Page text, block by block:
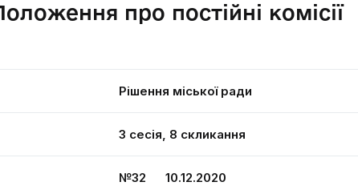
про постійні комісії
Рішення міської ради
3 сесія, 8 скликання
№32 10.12.2020